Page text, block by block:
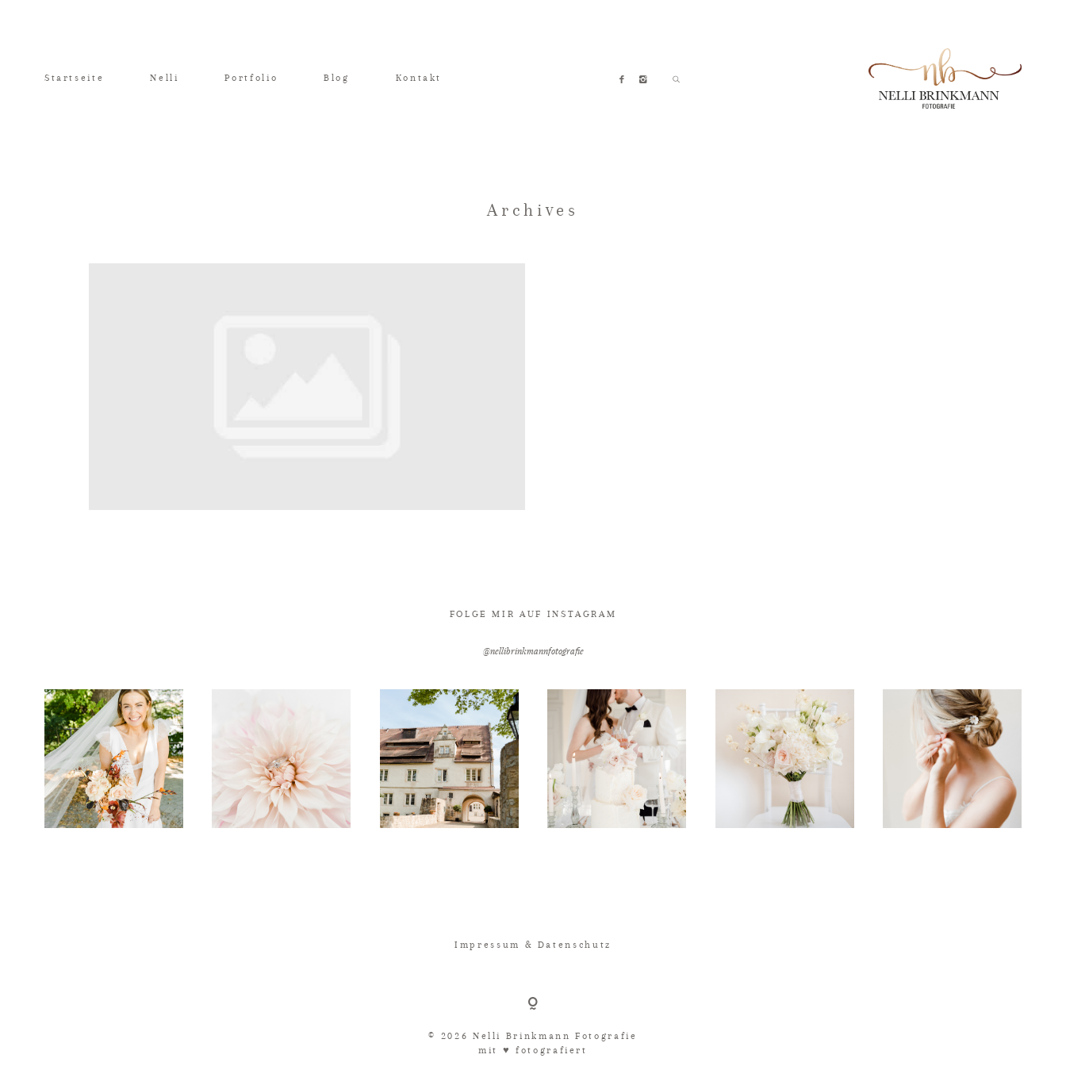
Startseite Nelli Portfolio Blog Kontakt
Archives
FOLGE MIR AUF INSTAGRAM
@nellibrinkmannfotografie
Impressum & Datenschutz
© 2026 Nelli Brinkmann Fotografie
mit ♥︎ fotografiert